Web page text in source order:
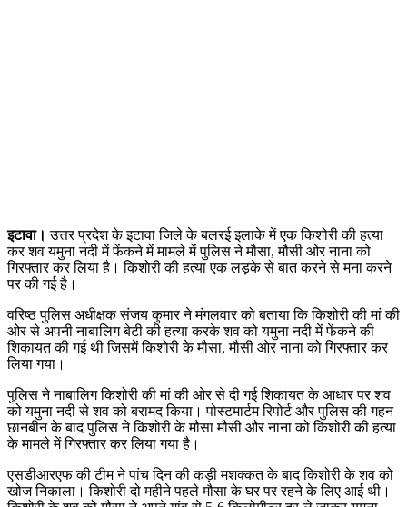
इटावा। उत्तर प्रदेश के इटावा जिले के बलरई इलाके में एक किशोरी की हत्या
कर शव यमुना नदी में फेंकने में मामले में पुलिस ने मौसा, मौसी ओर नाना को
गिरफ्तार कर लिया है। किशोरी की हत्या एक लड़के से बात करने से मना करने
पर की गई है।
वरिष्ठ पुलिस अधीक्षक संजय कुमार ने मंगलवार को बताया कि किशोरी की मां की
ओर से अपनी नाबालिग बेटी की हत्या करके शव को यमुना नदी में फेंकने की
शिकायत की गई थी जिसमें किशोरी के मौसा, मौसी ओर नाना को गिरफ्तार कर
लिया गया।
पुलिस ने नाबालिग किशोरी की मां की ओर से दी गई शिकायत के आधार पर शव
को यमुना नदी से शव को बरामद किया। पोस्टमार्टम रिपोर्ट और पुलिस की गहन
छानबीन के बाद पुलिस ने किशोरी के मौसा मौसी और नाना को किशोरी की हत्या
के मामले में गिरफ्तार कर लिया गया है।
एसडीआरएफ की टीम ने पांच दिन की कड़ी मशक्कत के बाद किशोरी के शव को
खोज निकाला। किशोरी दो महीने पहले मौसा के घर पर रहने के लिए आई थी।